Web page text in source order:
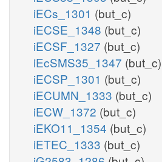
iECs_1301 (but_c)
iECSE_1348 (but_c)
iECSF_1327 (but_c)
iEcSMS35_1347 (but_c)
iECSP_1301 (but_c)
iECUMN_1333 (but_c)
iECW_1372 (but_c)
iEKO11_1354 (but_c)
iETEC_1333 (but_c)